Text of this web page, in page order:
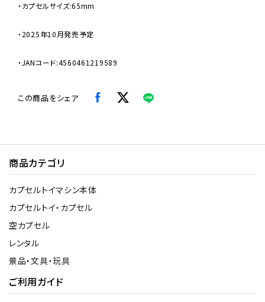
・カプセルサイズ:65mm
・2025年10月発売予定
・JANコード:4560461219589
この商品をシェア
商品カテゴリ
カプセルトイマシン本体
カプセルトイ・カプセル
空カプセル
レンタル
景品・文具・玩具
ご利用ガイド